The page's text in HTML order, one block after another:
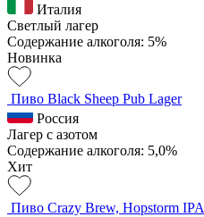
Италия
Светлый лагер
Содержание алкоголя: 5%
Новинка
Пиво Black Sheep Pub Lager
Россия
Лагер с азотом
Содержание алкоголя: 5,0%
Хит
Пиво Crazy Brew, Hopstorm IPA